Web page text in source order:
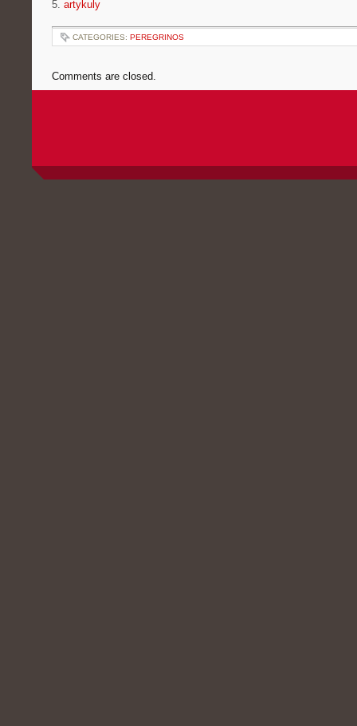
5. artykuly
CATEGORIES: PEREGRINOS
Comments are closed.